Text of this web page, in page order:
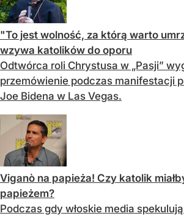
"To jest wolność, za którą warto
wzywa katolików do oporu
Odtwórca roli Chrystusa w „Pasji”
przemówienie podczas manifestacji
Joe Bidena w Las Vegas.
Viganò na papieża! Czy katolik
papieżem?
Podczas gdy włoskie media